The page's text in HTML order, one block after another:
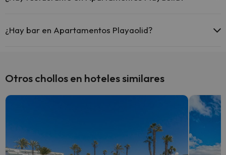
¿Hay bar en Apartamentos Playaolid?
Otros chollos en hoteles similares